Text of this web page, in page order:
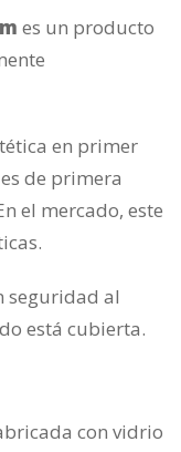
es un producto
en primer
de primera
el mercado, este
seguridad al
está cubierta.
con vidrio